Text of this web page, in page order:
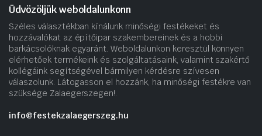
Üdvözöljük weboldalunkonn
Széles választékban kínálunk minőségi festékeket és
hozzávalókat az építőipar szakembereinek és a hobbi
barkácsolóknak egyaránt. Weboldalunkon keresztül könnyen
elérhetőek termékeink és szolgáltatásaink, valamint szakértő
kollégáink segítségével bármilyen kérdésre szívesen
válaszolunk. Látogasson el hozzánk, ha minőségi festékre van
szüksége Zalaegerszegen!.
info@festekzalaegerszeg.hu